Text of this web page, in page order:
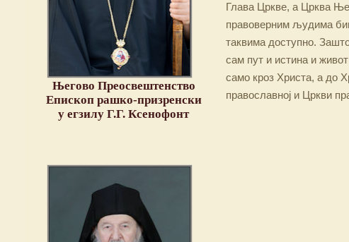
Његово Преосвештенство
Епископ рашко-призренски
у егзилу Г.Г. Ксенофонт
Глава Цркве, а Црква
правоверним људима
таквима доступно.
сам пут и истина и
само кроз Христа, а до
православној и Цркви